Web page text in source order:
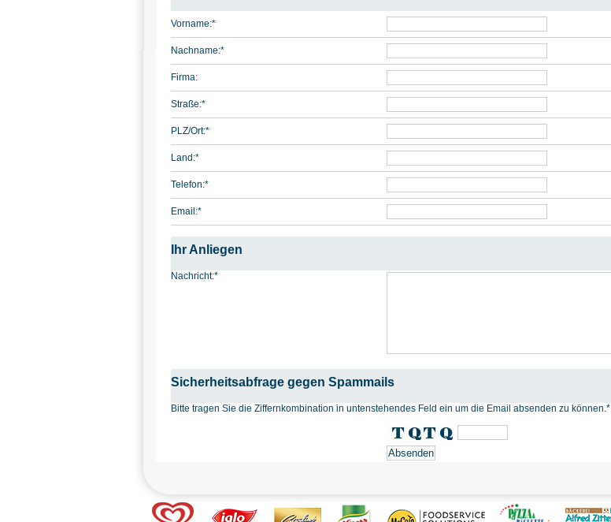
Vorname:*
Nachname:*
Firma:
Straße:*
PLZ/Ort:*
Land:*
Telefon:*
Email:*
Ihr Anliegen
Nachricht:*
Sicherheitsabfrage gegen Spammails
Bitte tragen Sie die Ziffernkombination in untenstehendes Feld ein um die Email absenden zu können.*